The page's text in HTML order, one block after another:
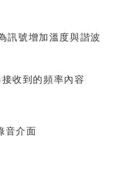
訊號增加溫度與諧波
收到的頻率內容
音介面